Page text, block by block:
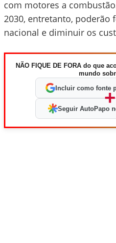
com motores a
2030, entretanto, poderão
nacional e diminuir os
NÃO FIQUE DE FORA do que
mundo
Incluir como fonte
+
Seguir AutoPapo